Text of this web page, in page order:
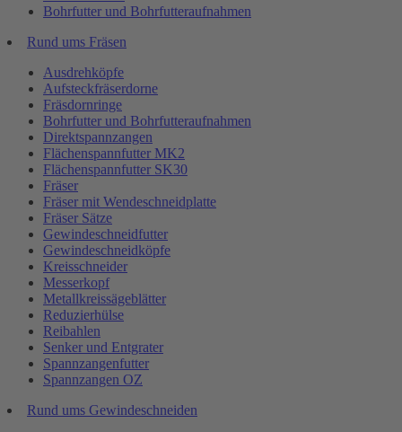
Bohrfutter und Bohrfutteraufnahmen
Rund ums Fräsen
Ausdrehköpfe
Aufsteckfräserdorne
Fräsdornringe
Bohrfutter und Bohrfutteraufnahmen
Direktspannzangen
Flächenspannfutter MK2
Flächenspannfutter SK30
Fräser
Fräser mit Wendeschneidplatte
Fräser Sätze
Gewindeschneidfutter
Gewindeschneidköpfe
Kreisschneider
Messerkopf
Metallkreissägeblätter
Reduzierhülse
Reibahlen
Senker und Entgrater
Spannzangenfutter
Spannzangen OZ
Rund ums Gewindeschneiden